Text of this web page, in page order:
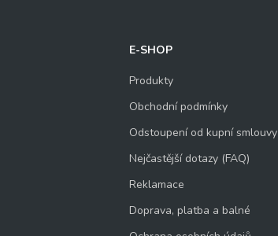
E-SHOP
Produkty
Obchodní podmínky
Odstoupení od kupní smlouvy
Nejčastější dotazy (FAQ)
Reklamace
Doprava, platba a balné